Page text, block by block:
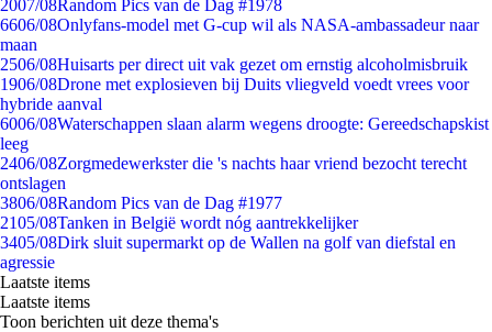
2007/08Random Pics van de Dag #1978
6606/08Onlyfans-model met G-cup wil als NASA-ambassadeur naar
maan
2506/08Huisarts per direct uit vak gezet om ernstig alcoholmisbruik
1906/08Drone met explosieven bij Duits vliegveld voedt vrees voor
hybride aanval
6006/08Waterschappen slaan alarm wegens droogte: Gereedschapskist
leeg
2406/08Zorgmedewerkster die 's nachts haar vriend bezocht terecht
ontslagen
3806/08Random Pics van de Dag #1977
2105/08Tanken in België wordt nóg aantrekkelijker
3405/08Dirk sluit supermarkt op de Wallen na golf van diefstal en
agressie
Laatste items
Laatste items
Toon berichten uit deze thema's